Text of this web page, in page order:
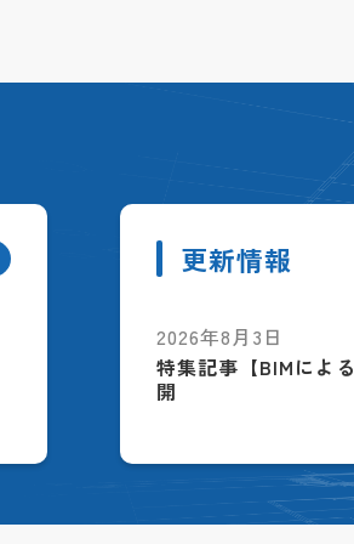
更新情報
2026年8月3日
特集記事【BIMによ
開